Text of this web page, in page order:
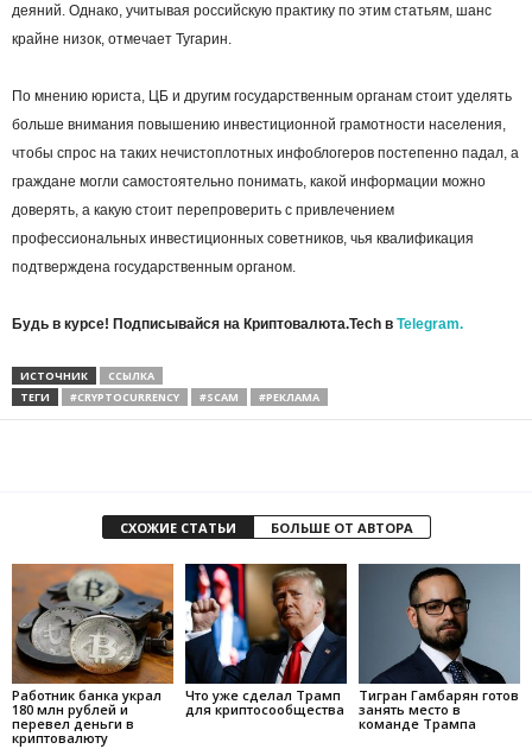
деяний. Однако, учитывая российскую практику по этим статьям, шанс
крайне низок, отмечает Тугарин.
По мнению юриста, ЦБ и другим государственным органам стоит уделять
больше внимания повышению инвестиционной грамотности населения,
чтобы спрос на таких нечистоплотных инфоблогеров постепенно падал, а
граждане могли самостоятельно понимать, какой информации можно
доверять, а какую стоит перепроверить с привлечением
профессиональных инвестиционных советников, чья квалификация
подтверждена государственным органом.
Будь в курсе! Подписывайся на Криптовалюта.Tech в Telegram.
ИСТОЧНИК
ССЫЛКА
ТЕГИ
#CRYPTOCURRENCY #SCAM #РЕКЛАМА
СХОЖИЕ СТАТЬИ БОЛЬШЕ ОТ АВТОРА
Работник банка украл
180 млн рублей и
перевел деньги в
криптовалюту
Что уже сделал Трамп
для криптосообщества
Тигран Гамбарян готов
занять место в
команде Трампа